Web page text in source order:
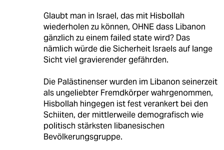
Glaubt man in Israel, das mit Hisbollah
wiederholen zu können, OHNE dass Libanon
gänzlich zu einem failed state wird? Das
nämlich würde die Sicherheit Israels auf lange
Sicht viel gravierender gefährden.
Die Palästinenser wurden im Libanon seinerzeit
als ungeliebter Fremdkörper wahrgenommen,
Hisbollah hingegen ist fest verankert bei den
Schiiten, der mittlerweile demografisch wie
politisch stärksten libanesischen
Bevölkerungsgruppe.